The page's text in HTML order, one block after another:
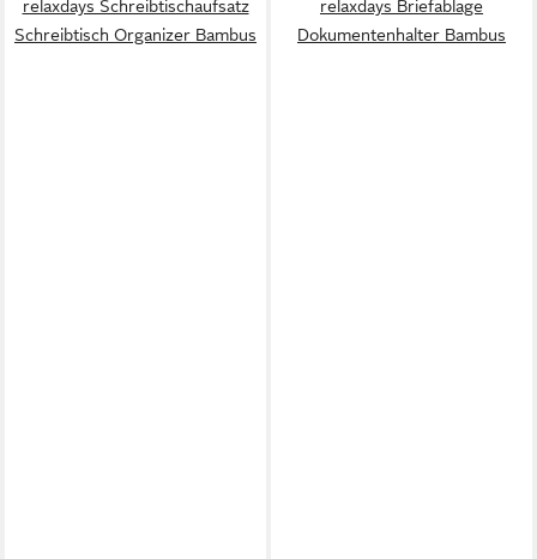
relaxdays Schreibtischaufsatz
Schreibtisch Organizer Bambus
relaxdays Briefablage
Dokumentenhalter Bambus